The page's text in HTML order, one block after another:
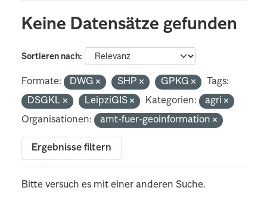
Keine Datensätze gefunden
Sortieren nach
Formate: DWG SHP GPKG
Tags:
DSGKL
LeipziGIS Kategorien:
agri
Organisationen:
amt-fuer-geoinformation
Ergebnisse filtern
Bitte versuch es mit einer anderen Suche.